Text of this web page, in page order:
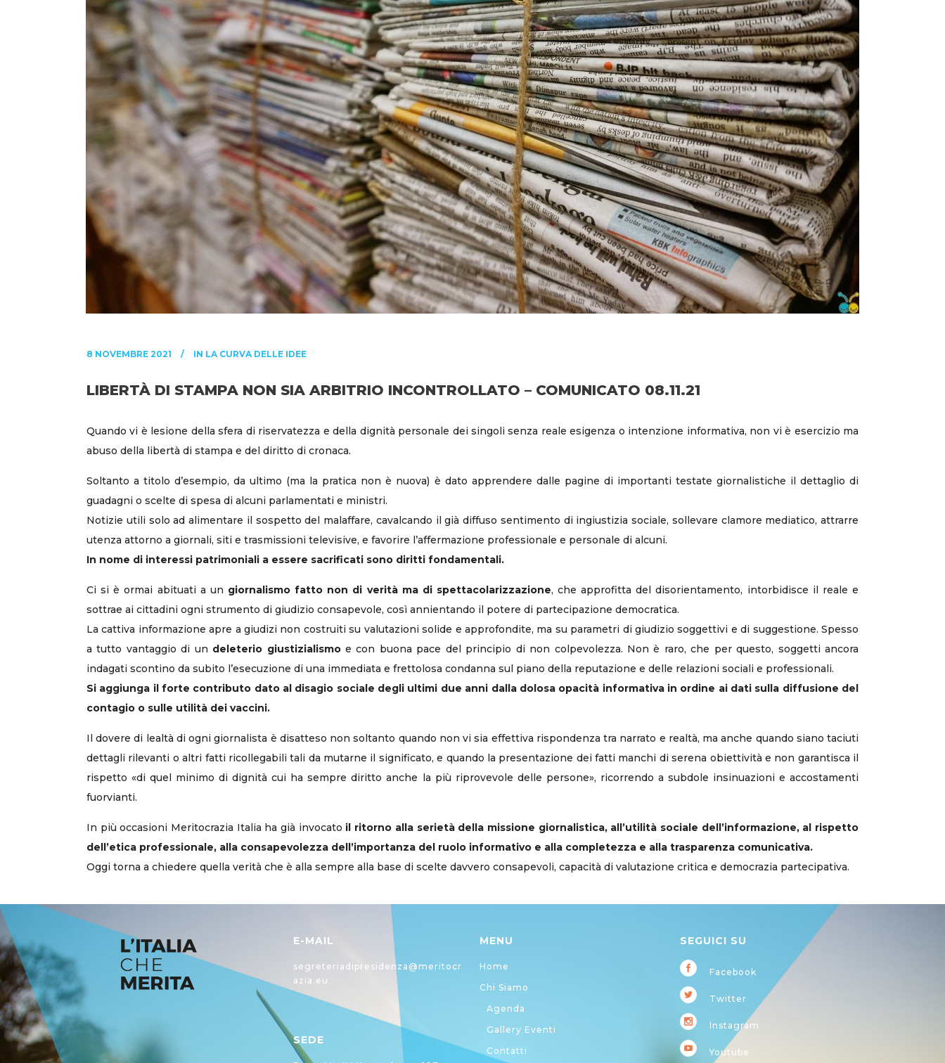
8 NOVEMBRE 2021 IN LA CURVA DELLE IDEE
LIBERTÀ DI STAMPA NON SIA ARBITRIO INCONTROLLATO – COMUNICATO 08.11.21
Quando vi è lesione della sfera di riservatezza e della dignità personale dei singoli senza reale esigenza o intenzione informativa, non vi è esercizio ma
abuso della libertà di stampa e del diritto di cronaca.
Soltanto a titolo d’esempio, da ultimo (ma la pratica non è nuova) è dato apprendere dalle pagine di importanti testate giornalistiche il dettaglio di
guadagni o scelte di spesa di alcuni parlamentati e ministri.
Notizie utili solo ad alimentare il sospetto del malaffare, cavalcando il già diffuso sentimento di ingiustizia sociale, sollevare clamore mediatico, attrarre
utenza attorno a giornali, siti e trasmissioni televisive, e favorire l’affermazione professionale e personale di alcuni.
In nome di interessi patrimoniali a essere sacrificati sono diritti fondamentali.
Ci si è ormai abituati a un giornalismo fatto non di verità ma di spettacolarizzazione, che approfitta del disorientamento, intorbidisce il reale e
sottrae ai cittadini ogni strumento di giudizio consapevole, così annientando il potere di partecipazione democratica.
La cattiva informazione apre a giudizi non costruiti su valutazioni solide e approfondite, ma su parametri di giudizio soggettivi e di suggestione. Spesso
a tutto vantaggio di un deleterio giustizialismoe con buona pace del principio di non colpevolezza. Non è raro, che per questo, soggetti ancora
indagati scontino da subito l’esecuzione di una immediata e frettolosa condanna sul piano della reputazione e delle relazioni sociali e professionali.
Si aggiunga il forte contributo dato al disagio sociale degli ultimi due anni dalla dolosa opacità informativa in ordine ai dati sulla diffusione del
contagio o sulle utilità dei vaccini.
Il dovere di lealtà di ogni giornalista è disatteso non soltanto quando non vi sia effettiva rispondenza tra narrato e realtà, ma anche quando siano taciuti
dettagli rilevanti o altri fatti ricollegabili tali da mutarne il significato, e quando la presentazione dei fatti manchi di serena obiettività e non garantisca il
rispetto «di quel minimo di dignità cui ha sempre diritto anche la più riprovevole delle persone», ricorrendo a subdole insinuazioni e accostamenti
fuorvianti.
In più occasioni Meritocrazia Italia ha già invocato il ritorno alla serietà della missione giornalistica, all’utilità sociale dell’informazione, al rispetto
dell’etica professionale, alla consapevolezza dell’importanza del ruolo informativo e alla completezza e alla trasparenza comunicativa.
Oggi torna a chiedere quella verità che è alla sempre alla base di scelte davvero consapevoli, capacità di valutazione critica e democrazia partecipativa.
E-MAIL
segreteriadipresidenza@meritocr
azia.eu
SEDE
MENU
Home
Chi Siamo
Agenda
Gallery Eventi
Contatti
SEGUICI SU
Facebook
Twitter
Instagram
Youtube